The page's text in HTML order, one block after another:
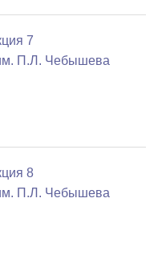
7
П.Л. Чебышева
8
П.Л. Чебышева